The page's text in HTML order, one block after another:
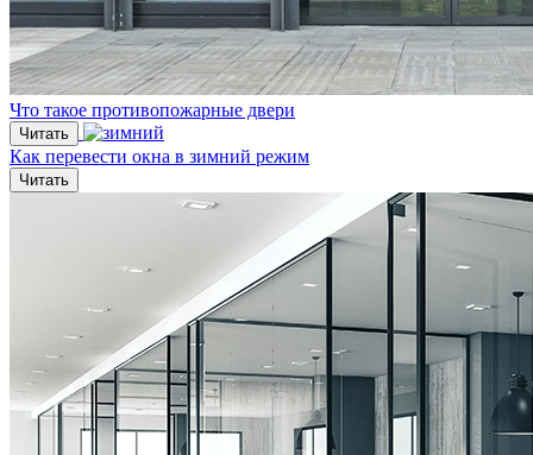
Что такое противопожарные двери
Читать
Как перевести окна в зимний режим
Читать